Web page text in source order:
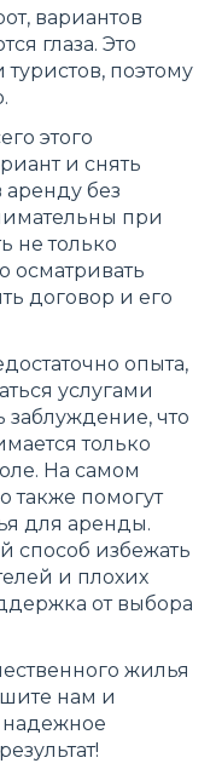
вариантов
глаза. Это
поэтому
этого
и снять
без
при
не только
осматривать
договор и его
опыта,
услугами
заблуждение, что
только
На самом
также помогут
для аренды.
способ избежать
и плохих
от выбора
жилья
нам и
надежное